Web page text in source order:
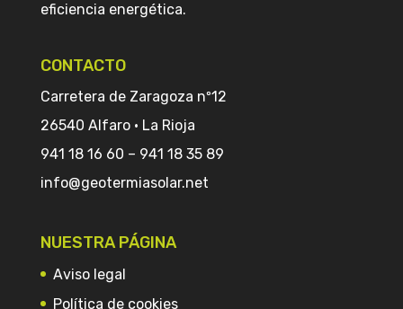
eficiencia energética.
CONTACTO
Carretera de Zaragoza nº12
26540 Alfaro · La Rioja
941 18 16 60 – 941 18 35 89
info@geotermiasolar.net
NUESTRA PÁGINA
Aviso legal
Política de cookies